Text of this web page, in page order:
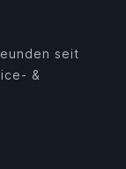
seit
&